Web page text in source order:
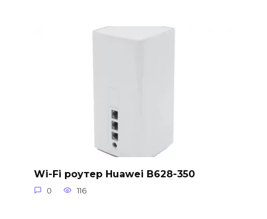
Wi-Fi роутер Huawei B628-350
0 116